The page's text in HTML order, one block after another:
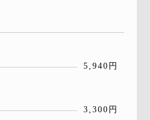
5,940円
3,300円